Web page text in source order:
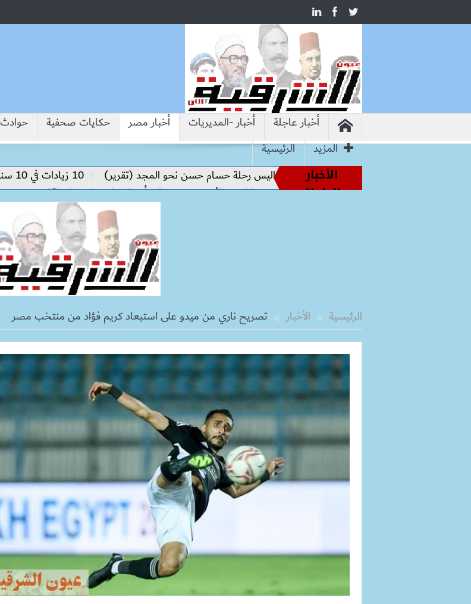
أخبار عاجلة أخبار -المديريات أخبار مصر حكايات صحفية حوادث
المزيد
الرئيسية
الأخبار
العاجلة
الملاعب إلى قيادة الفراعنة.. كواليس رحلة حسام حسن نحو المجد (تقرير) 10 زيادات في 10 سنوات.. هل حان الوقت لرفع دعم البنزين نهائيا؟
الفرص» بأسوان تكثف فعالياتها التوعوية لدعم الأسرة وتمكين المرأة والشباب وذوي الإعاقة
الرئيسية الأخبار تصريح ناري من ميدو على استبعاد كريم فؤاد من منتخب مصر